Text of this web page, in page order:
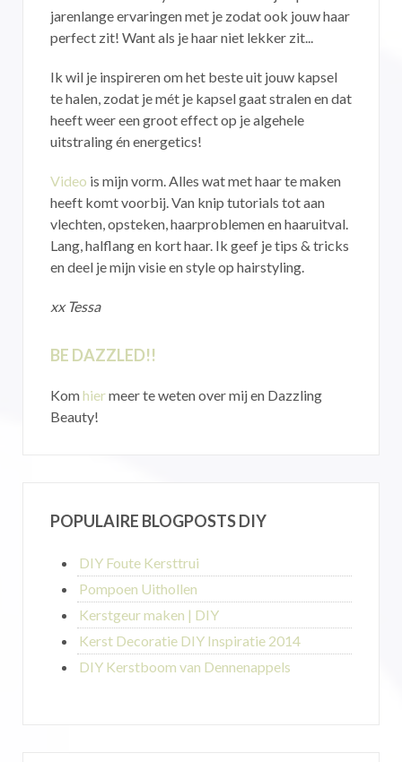
jarenlange ervaringen met je zodat ook jouw haar
perfect zit! Want als je haar niet lekker zit...
Ik wil je inspireren om het beste uit jouw kapsel
te halen, zodat je mét je kapsel gaat stralen en dat
heeft weer een groot effect op je algehele
uitstraling én energetics!
Video is mijn vorm. Alles wat met haar te maken
heeft komt voorbij. Van knip tutorials tot aan
vlechten, opsteken, haarproblemen en haaruitval.
Lang, halflang en kort haar. Ik geef je tips & tricks
en deel je mijn visie en style op hairstyling.
xx Tessa
BE DAZZLED!!
Komhiermeer te weten over mij en Dazzling
Beauty!
POPULAIRE BLOGPOSTS DIY
DIY Foute Kersttrui
Pompoen Uithollen
Kerstgeur maken | DIY
Kerst Decoratie DIY Inspiratie 2014
DIY Kerstboom van Dennenappels